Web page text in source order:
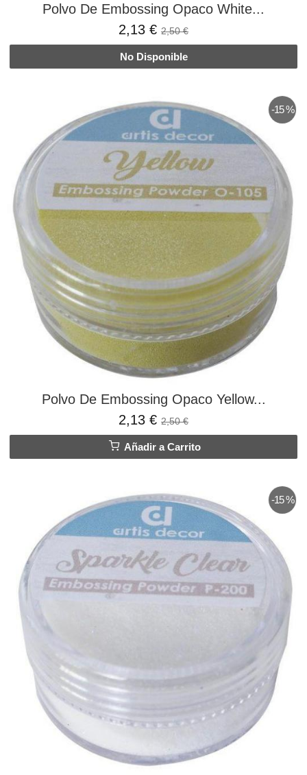
Polvo De Embossing Opaco White...
2,13 € 2,50 €
No Disponible
-15 %
Polvo De Embossing Opaco Yellow...
2,13 € 2,50 €
Añadir a Carrito
-15 %